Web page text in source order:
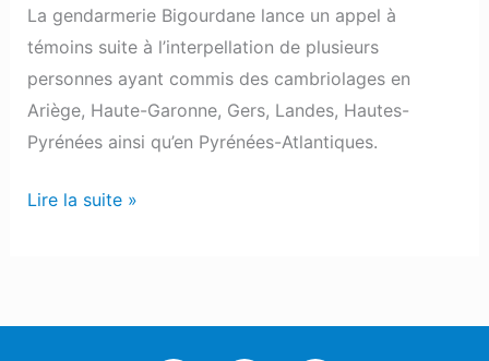
La gendarmerie Bigourdane lance un appel à
témoins suite à l’interpellation de plusieurs
personnes ayant commis des cambriolages en
Ariège, Haute-Garonne, Gers, Landes, Hautes-
Pyrénées ainsi qu’en Pyrénées-Atlantiques.
de
cambriolages
Lire la suite »